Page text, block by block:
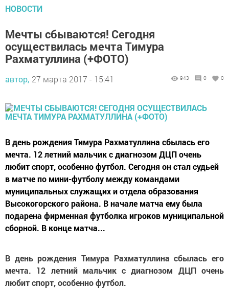
НОВОСТИ
Мечты сбываются! Сегодня
осуществилась мечта Тимура
Рахматуллина (+ФОТО)
автор, 27 марта 2017 - 15:41 943 0 0
В день рождения Тимура Рахматуллина сбылась его
мечта. 12 летний мальчик с диагнозом ДЦП очень
любит спорт, особенно футбол. Сегодня он стал судьей
в матче по мини-футболу между командами
муниципальных служащих и отдела образования
Высокогорского района. В начале матча ему была
подарена фирменная футболка игроков муниципальной
сборной. В конце матча...
В день рождения Тимура Рахматуллина сбылась его
мечта. 12 летний мальчик с диагнозом ДЦП очень
любит спорт, особенно футбол.